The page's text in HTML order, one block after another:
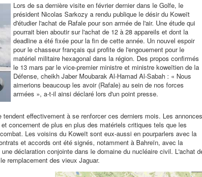
Lors de sa dernière visite en février dernier dans le Golfe, le
président Nicolas Sarkozy a rendu publique le désir du Koweït
d'étudier l'achat de Rafale pour son armée de l'air. Une étude qui
pourrait bien aboutir sur l'achat de 12 à 28 appareils et dont la
deadline a été fixée pour la fin de cette année. Un nouvel espoir
pour le chasseur français qui profite de l'engouement pour le
matériel militaire hexagonal dans la région. Des propos confirmés
le 13 mars par le vice-premier ministre et ministre koweïtien de la
Défense, cheikh Jaber Moubarak Al-Hamad Al-Sabah : « Nous
aimerions beaucoup les avoir (Rafale) au sein de nos forces
armées », a-t-il ainsi déclaré lors d'un point presse.
effectivement à se renforcer ces derniers mois. Les annonces
concernent de plus en plus des matériels critiques tels que les
Les voisins du Koweït sont eux-aussi en pourparlers avec la
et accords ont été signés, notamment à Bahreïn, avec la
déclaration conjointe dans le domaine du nucléaire civil. L'achat
remplacement des vieux Jaguar.